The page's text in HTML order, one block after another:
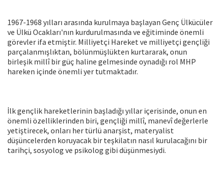
1967-1968 yılları arasında kurulmaya başlayan Genç Ülkücüler
ve Ülkü Ocakları'nın kurdurulmasında ve eğitiminde önemli
görevler ifa etmiştir. Milliyetçi Hareket ve milliyetçi gençliği
parçalanmışlıktan, bölünmüşlükten kurtararak, onun
birleşik millî bir güç haline gelmesinde oynadığı rol MHP
hareken içinde önemli yer tutmaktadır.
İlk gençlik hareketlerinin başladığı yıllar içerisinde, onun en
önemli özelliklerinden biri, gençliği millî, manevî değerlerle
yetiştirecek, onları her türlü anarşist, materyalist
düşüncelerden koruyacak bir teşkilatın nasıl kurulacağını bir
tarihçi, sosyolog ve psikolog gibi düşünmesiydi.